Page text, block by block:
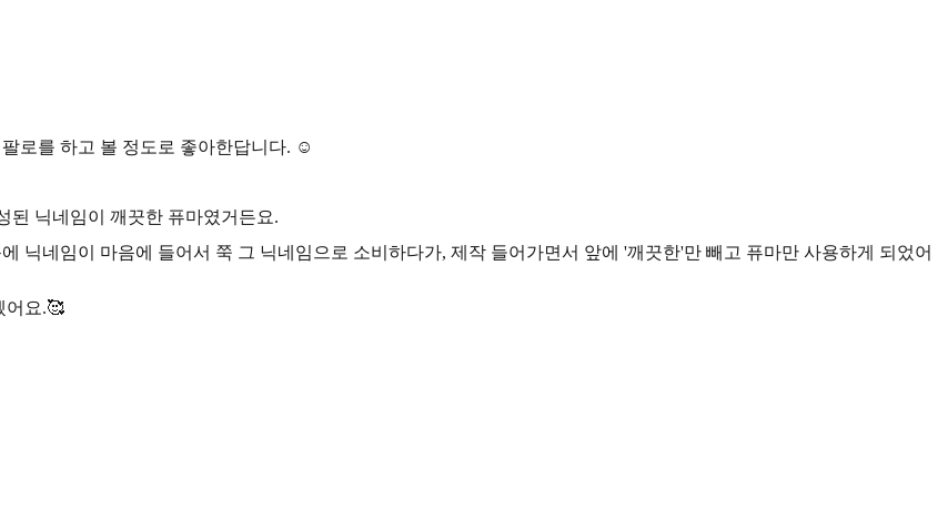
로를 하고 볼 정도로 좋아한답니다. ☺️
된 닉네임이 깨끗한 퓨마였거든요.
닉네임이 마음에 들어서 쭉 그 닉네임으로 소비하다가, 제작 들어가면서 앞에 '깨끗한'만 빼고 퓨마만 사용하게 되었어
어요.🥰